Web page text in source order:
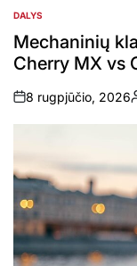
POSTED
IN
DALYS
Mechaninių
Cherry MX vs
on
8 rugpjūčio, 2026